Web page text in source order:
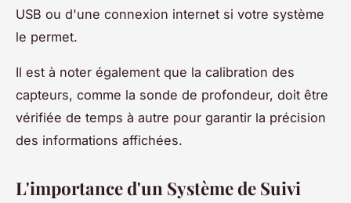
USB ou d'une connexion internet si votre système
le permet.
Il est à noter également que la calibration des
capteurs, comme la sonde de profondeur, doit être
vérifiée de temps à autre pour garantir la précision
des informations affichées.
L'importance d'un Système de Suivi